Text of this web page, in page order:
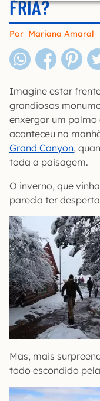
FRIA?
Por Mariana Amaral
Imagine estar
grandiosos
enxergar um palmo
aconteceu na
Grand Canyon,
toda a paisagem.
O inverno, que
parecia ter
Mas, mais
todo escondido